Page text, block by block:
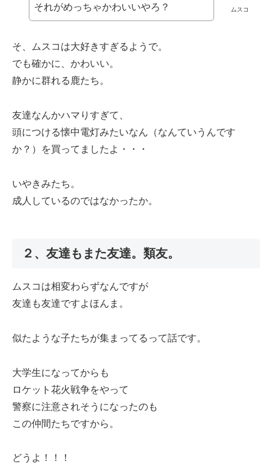
ムスコ
それがめっちゃかわいいやろ？
そ、ムスコは大好きすぎるようで。
でも確かに、かわいい。
静かに群れる鹿たち。
友達なんかハマりすぎて、
頭につける懐中電灯みたいなん（なんていうんです
か？）を買ってましたよ・・・
いやきみたち。
成人しているのではなかったか。
２、友達もまた友達。類友。
ムスコは相変わらずなんですが
友達も友達ですよほんま。
似たような子たちが集まってるって話です。
大学生になってからも
ロケット花火戦争をやって
警察に注意されそうになったのも
この仲間たちですから。
どうよ！！！